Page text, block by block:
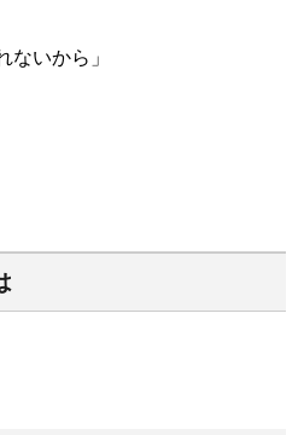
ないから」